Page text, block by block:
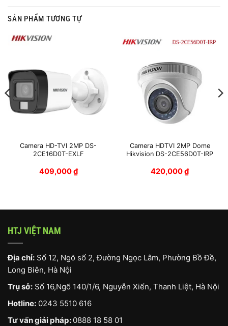
SẢN PHẨM TƯƠNG TỰ
Camera HD-TVI 2MP DS-
2CE16D0T-EXLF
409,000₫
Camera HDTVI 2MP Dome
Hikvision DS-2CE56D0T-IRP
420,000₫
HTJ VIỆT NAM
Địa chỉ: Số 12, Ngõ số 2, Đường Ngọc Lâm, Phường Bồ Đề,
Long Biên, Hà Nội
Trụ sở: Số 16,Ngõ 140/1/6, Nguyễn Xiển, Thanh Liệt, Hà Nội
Hotline: 0243 5510 616
Tư vấn giải pháp: 0888 18 58 01